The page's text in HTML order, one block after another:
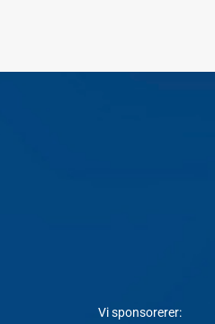
Vi sponsorerer: